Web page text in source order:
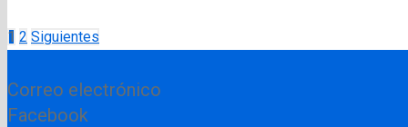
Navegación
entradas
1 2 Siguientes
Correo electrónico
Facebook